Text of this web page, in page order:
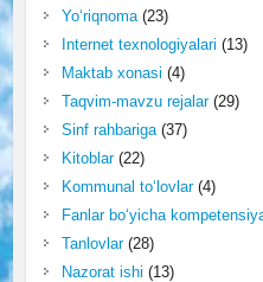
Yo‘riqnoma(23)
Internet texnologiyalari (13)
Maktab xonasi (4)
Taqvim-mavzu rejalar(29)
Sinf rahbariga(37)
Kitoblar(22)
Kommunal to‘lovlar(4)
Fanlar bo‘yicha
Tanlovlar(28)
Nazorat ishi (13)